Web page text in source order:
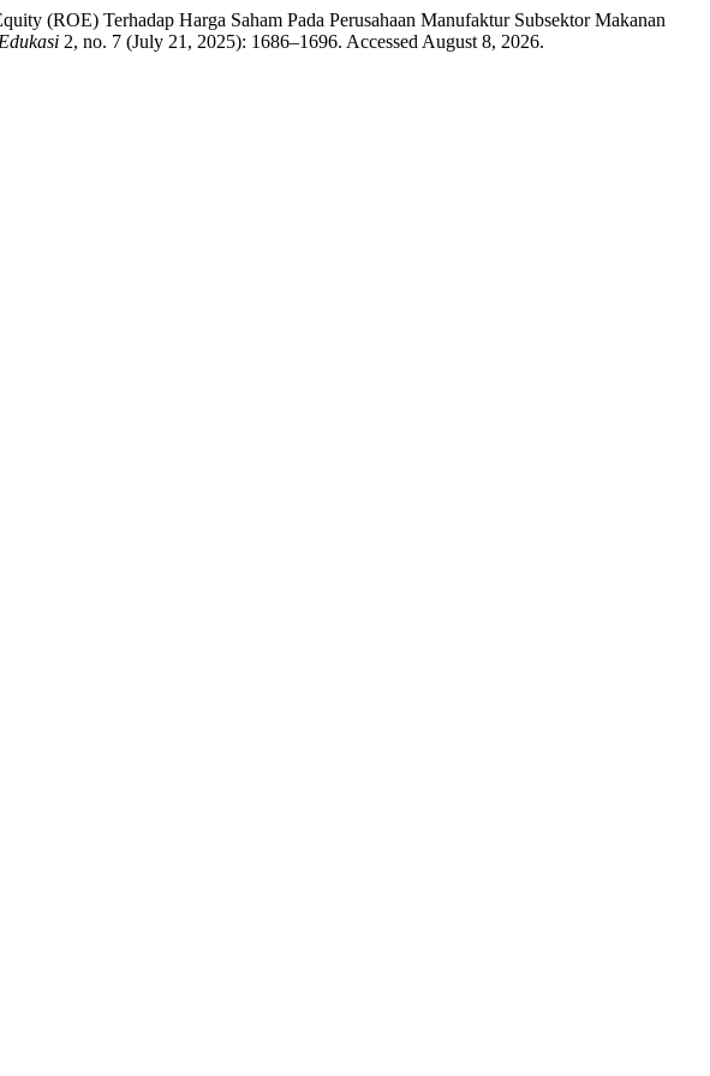
(ROE) Terhadap Harga Saham Pada Perusahaan Manufaktur Subsektor Makanan
2, no. 7 (July 21, 2025): 1686–1696. Accessed August 8, 2026.